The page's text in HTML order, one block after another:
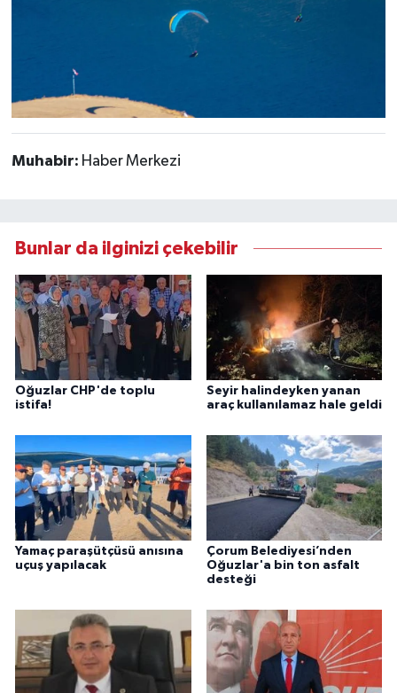
Muhabir: Haber Merkezi
Bunlar da ilginizi çekebilir
Oğuzlar CHP'de toplu
istifa!
Seyir halindeyken yanan
araç kullanılamaz hale geldi
Yamaç paraşütçüsü anısına
uçuş yapılacak
Çorum Belediyesi’nden
Oğuzlar'a bin ton asfalt
desteği